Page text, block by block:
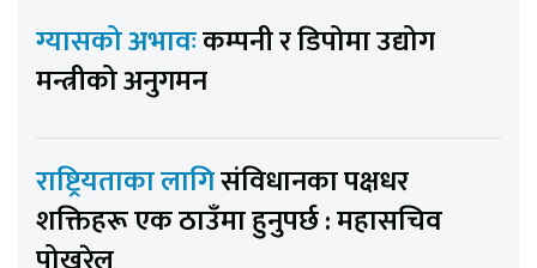
ग्यासको अभावःकम्पनी र डिपोमा उद्योग
मन्त्रीको अनुगमन
राष्ट्रियताका लागिसंविधानका पक्षधर
शक्तिहरू एक ठाउँमा हुनुपर्छ : महासचिव